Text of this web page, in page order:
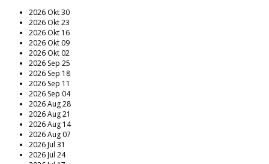
2026 Okt 30
2026 Okt 23
2026 Okt 16
2026 Okt 09
2026 Okt 02
2026 Sep 25
2026 Sep 18
2026 Sep 11
2026 Sep 04
2026 Aug 28
2026 Aug 21
2026 Aug 14
2026 Aug 07
2026 Jul 31
2026 Jul 24